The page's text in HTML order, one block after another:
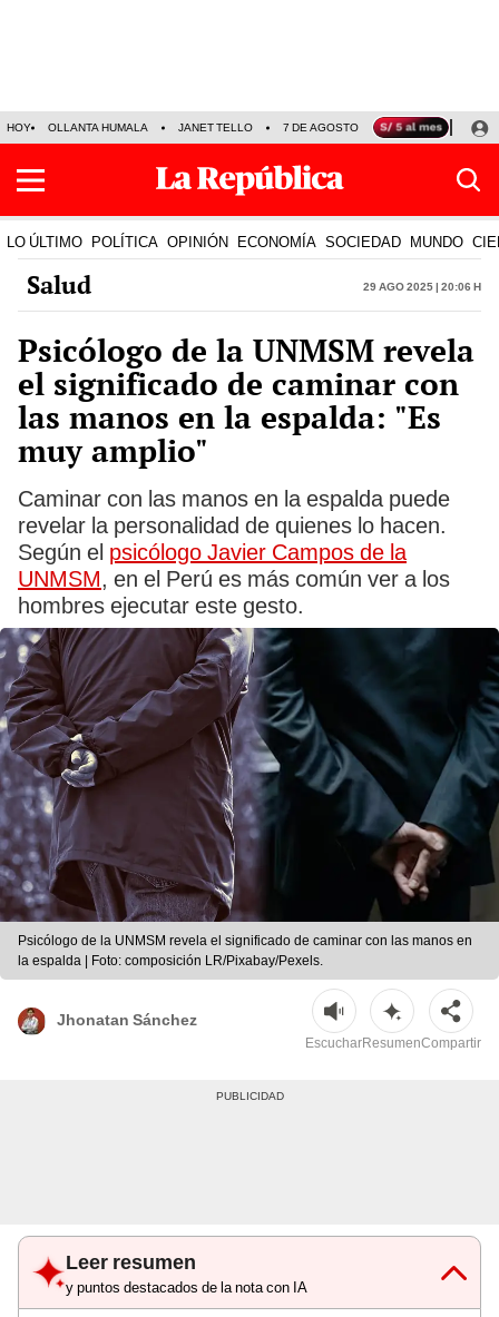
HOY OLLANTA HUMALA JANET TELLO 7 DE AGOSTO TINKA RESULTADOS
LO ÚLTIMO POLÍTICA OPINIÓN ECONOMÍA SOCIEDAD MUNDO
Salud 29 Ago 2025 | 20:06 h
Psicólogo de la UNMSM revela
el significado de caminar con
las manos en la espalda: "Es
muy amplio"
Caminar con las manos en la espalda puede
revelar la personalidad de quienes lo hacen.
Según el psicólogo Javier Campos de la
UNMSM, en el Perú es más común ver a los
hombres ejecutar este gesto.
Psicólogo de la UNMSM revela el significado de caminar con las manos en
la espalda | Foto: composición LR/Pixabay/Pexels.
Jhonatan Sánchez
EscucharResumenCompartir
Leer resumen
y puntos destacados de la nota con IA